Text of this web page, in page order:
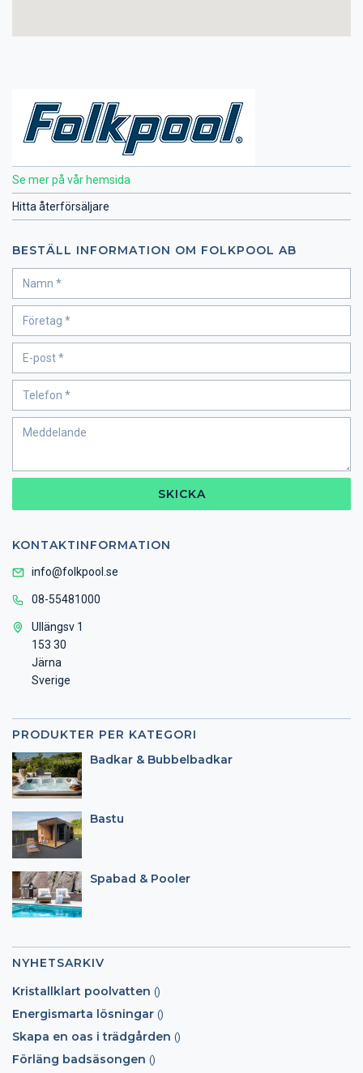
Se mer på vår hemsida
Hitta återförsäljare
BESTÄLL INFORMATION OM FOLKPOOL AB
SKICKA
KONTAKTINFORMATION
info@folkpool.se
08-55481000
Ullängsv 1
153 30
Järna
Sverige
PRODUKTER PER KATEGORI
Badkar & Bubbelbadkar
Bastu
Spabad & Pooler
NYHETSARKIV
Kristallklart poolvatten ()
Energismarta lösningar ()
Skapa en oas i trädgården ()
Förläng badsäsongen ()